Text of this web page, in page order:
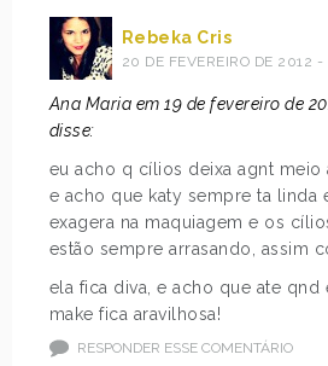
Rebeka Cris
20 DE FEVEREIRO DE 2012
Ana Maria em 19 de fevereiro de
disse:
eu acho q cílios deixa agnt meio
e acho que katy sempre ta linda
exagera na maquiagem e os
estão sempre arrasando, assim
ela fica diva, e acho que ate qnd
make fica aravilhosa!
RESPONDER ESSE COMENTÁRIO